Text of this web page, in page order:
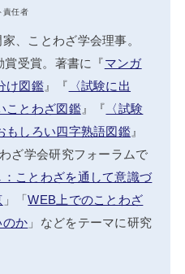
責任者
、ことわざ学会理事。
賞受賞。著書に『マンガ
け図鑑』『 〈試験に出
ことわざ図鑑』『 〈試験
もしろい四字熟語図鑑 』
ざ学会研究フォーラムで
ことわざを通して意識づ
」「WEB上でのことわざ
のか 」などをテーマに研究